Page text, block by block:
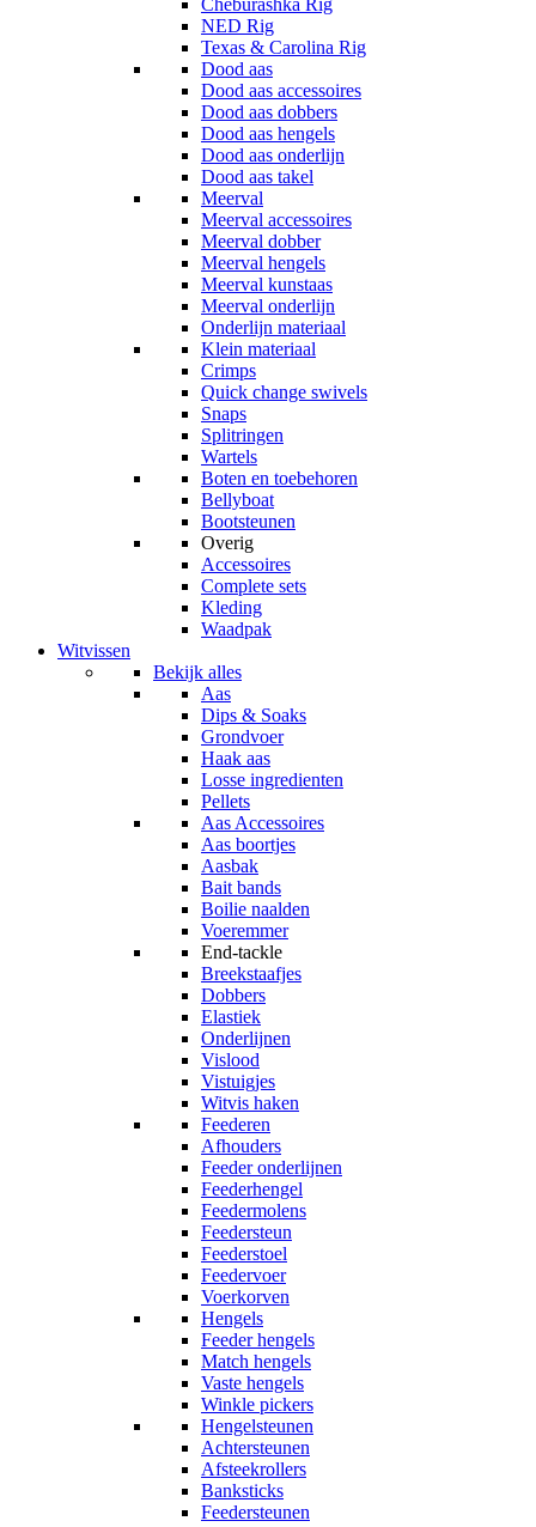
Cheburashka Rig
NED Rig
Texas & Carolina Rig
Dood aas
Dood aas accessoires
Dood aas dobbers
Dood aas hengels
Dood aas onderlijn
Dood aas takel
Meerval
Meerval accessoires
Meerval dobber
Meerval hengels
Meerval kunstaas
Meerval onderlijn
Onderlijn materiaal
Klein materiaal
Crimps
Quick change swivels
Snaps
Splitringen
Wartels
Boten en toebehoren
Bellyboat
Bootsteunen
Overig
Accessoires
Complete sets
Kleding
Waadpak
Witvissen
Bekijk alles
Aas
Dips & Soaks
Grondvoer
Haak aas
Losse ingredienten
Pellets
Aas Accessoires
Aas boortjes
Aasbak
Bait bands
Boilie naalden
Voeremmer
End-tackle
Breekstaafjes
Dobbers
Elastiek
Onderlijnen
Vislood
Vistuigjes
Witvis haken
Feederen
Afhouders
Feeder onderlijnen
Feederhengel
Feedermolens
Feedersteun
Feederstoel
Feedervoer
Voerkorven
Hengels
Feeder hengels
Match hengels
Vaste hengels
Winkle pickers
Hengelsteunen
Achtersteunen
Afsteekrollers
Banksticks
Feedersteunen